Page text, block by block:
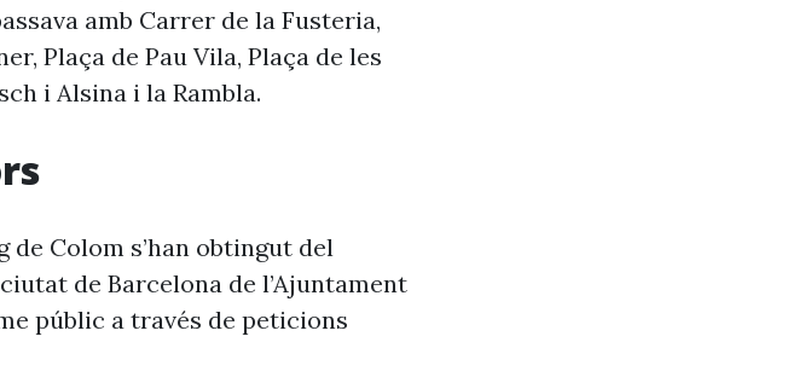
amb Carrer de la Fusteria,
Plaça de Pau Vila, Plaça de les
i Alsina i la Rambla.
de Colom s’han obtingut del
de Barcelona de l’Ajuntament
públic a través de peticions